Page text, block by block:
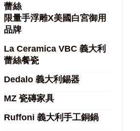
蕾絲
限量手浮雕X美國白宮御用
品牌
La Ceramica VBC 義大利
蕾絲餐瓷
Dedalo 義大利錫器
MZ 瓷磚家具
Ruffoni 義大利手工銅鍋